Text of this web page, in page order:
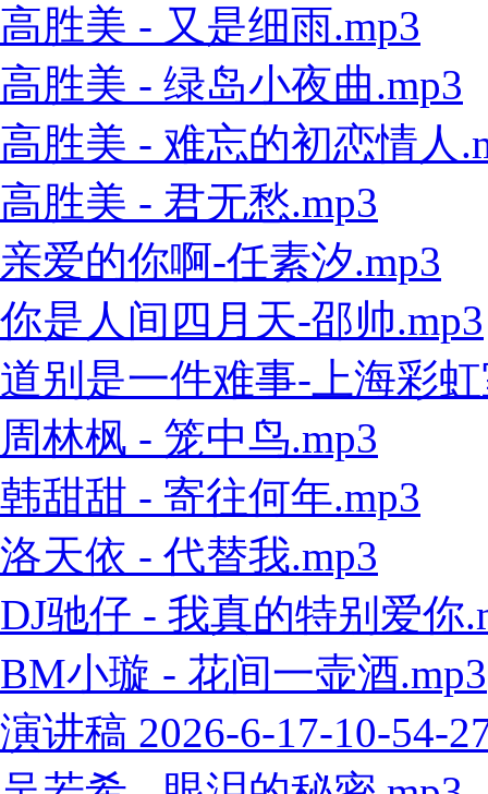
高胜美 - 又是细雨.mp3
高胜美 - 绿岛小夜曲.mp3
高胜美 - 难忘的初恋情人
高胜美 - 君无愁.mp3
亲爱的你啊-任素汐.mp3
你是人间四月天-邵帅.mp3
道别是一件难事-上海彩
周林枫 - 笼中鸟.mp3
韩甜甜 - 寄往何年.mp3
洛天依 - 代替我.mp3
DJ驰仔 - 我真的特别爱你
BM小璇 - 花间一壶酒.mp3
演讲稿 2026-6-17-10-54-